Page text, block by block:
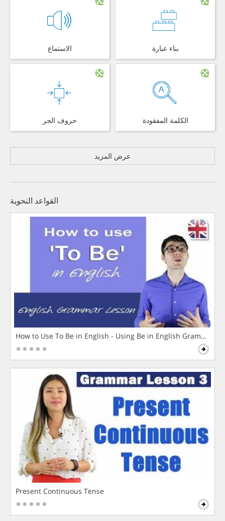
الاستماع بناء عبارة
حروف الجر الكلمة المفقودة
عرض المزيد
القواعد النحوية
How to Use To Be in English - Using Be in English Grammar
Present Continuous Tense